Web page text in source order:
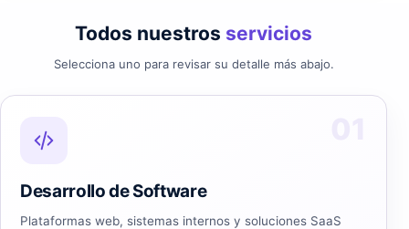
Todos nuestros servicios
Selecciona uno para revisar su detalle más abajo.
Desarrollo de Software
Plataformas web, sistemas internos y soluciones SaaS